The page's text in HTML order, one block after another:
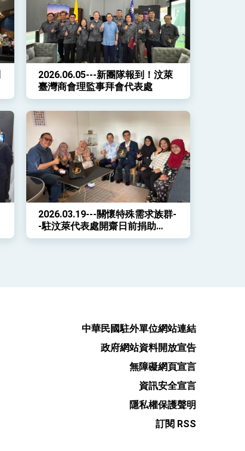
2026.06.05---新團隊報到！汶萊
臺灣商會理監事拜會代表處
2026.03.19---關懷特殊需求族群-
-駐汶萊代表處開齋日前捐助
FITRAH傳遞善意
中華民國駐外單位網站連結
政府網站資料開放宣告
無障礙網頁宣言
資訊安全宣言
隱私權保護聲明
訂閱 RSS